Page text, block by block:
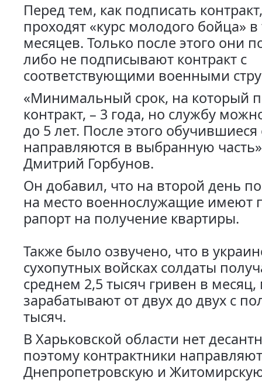
Перед тем, как подписать
проходят «курс молодого бойца»
месяцев. Только после этого они
либо не подписывают контракт с
соответствующими военными
«Минимальный срок, на который
контракт, – 3 года, но службу
до 5 лет. После этого
направляются в выбранную
Дмитрий Горбунов.
Он добавил, что на второй день
на место военнослужащие имеют
рапорт на получение квартиры.
Также было озвучено, что в
сухопутных войсках солдаты
среднем 2,5 тысяч гривен в
зарабатывают от двух до двух с
тысяч.
В Харьковской области нет
поэтому контрактники
Днепропетровскую и